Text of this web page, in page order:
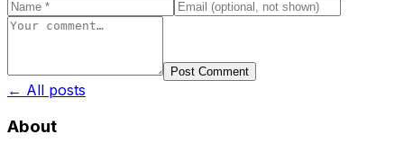
Post Comment
← All posts
About